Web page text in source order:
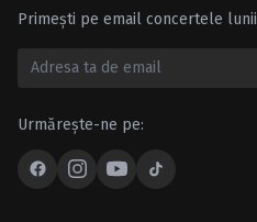
Primești pe email concertele
Urmărește-ne pe: